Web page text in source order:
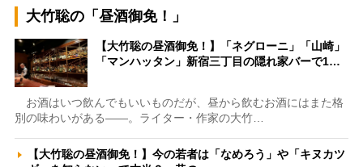
大竹聡の「昼酒御免！」
【大竹聡の昼酒御免！】「ネグローニ」「山崎」
「マンハッタン」新宿三丁目の隠れ家バーで1…
お酒はいつ飲んでもいいものだが、昼から飲むお酒にはまた格
別の味わいがある――。ライター・作家の大竹…
【大竹聡の昼酒御免！】今の若者は「なめろう」や「キヌカツ